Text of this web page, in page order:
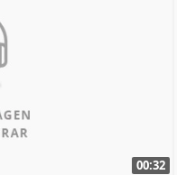
00:32